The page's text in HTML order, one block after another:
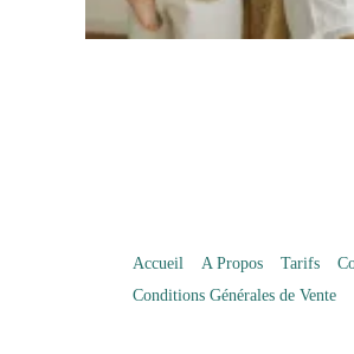
Accueil A Propos Tarifs
Conditions Générales de Vente